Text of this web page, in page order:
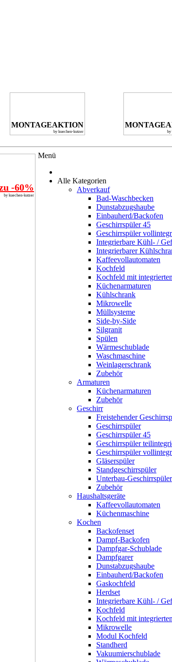
MONTAGEAKTION
by kuechen-kutzer by
-60%
by kuechen-kutzer
Menü
Alle Kategorien
Abverkauf
Bad-Waschbecken
Dunstabzugshaube
Einbauherd/Backofen
Geschirrspüler 45
Geschirrspüler
Integrierbare Kühl- /
Integrierbarer
Kaffeevollautomaten
Kochfeld
Kochfeld mit
Küchenarmaturen
Kühlschrank
Mikrowelle
Müllsysteme
Side-by-Side
Silgranit
Spülen
Wärmeschublade
Waschmaschine
Weinlagerschrank
Zubehör
Armaturen
Küchenarmaturen
Zubehör
Geschirr
Freistehender
Geschirrspüler
Geschirrspüler 45
Geschirrspüler
Geschirrspüler
Gläserspüler
Standgeschirrspüler
Unterbau-Geschirrspüler
Zubehör
Haushaltsgeräte
Kaffeevollautomaten
Küchenmaschine
Kochen
Backofenset
Dampf-Backofen
Dampfgar-Schublade
Dampfgarer
Dunstabzugshaube
Einbauherd/Backofen
Gaskochfeld
Herdset
Integrierbare Kühl- /
Kochfeld
Kochfeld mit
Mikrowelle
Modul Kochfeld
Standherd
Vakuumierschublade